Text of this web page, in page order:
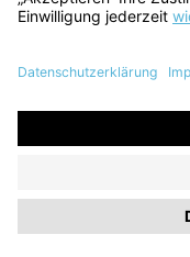
Informationen
Alle Preise inkl.
ggf.